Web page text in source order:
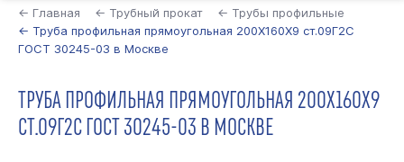
← Главная ← Трубный прокат
← Трубы профильные
← Труба профильная прямоугольная 200Х160Х9 ст.09Г2С
ГОСТ 30245-03 в Москве
ТРУБА ПРОФИЛЬНАЯ ПРЯМОУГОЛЬНАЯ 200Х160Х9
СТ.09Г2С ГОСТ 30245-03 В МОСКВЕ